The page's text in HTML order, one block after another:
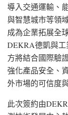
導入交通運輸、
與智慧城市等領
成為企業拓展全
DEKRA德凱與
方將結合國際驗
強化產品安全、
外市場的可信度
此次簽約由